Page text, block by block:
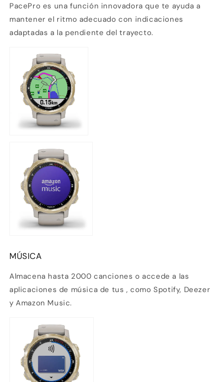
PacePro es una función innovadora que te ayuda a
mantener el ritmo adecuado con indicaciones
adaptadas a la pendiente del trayecto.
MÚSICA
Almacena hasta 2000 canciones o accede a las
aplicaciones de música de tus , como Spotify, Deezer
y Amazon Music.